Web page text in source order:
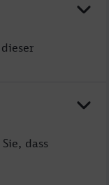
dass